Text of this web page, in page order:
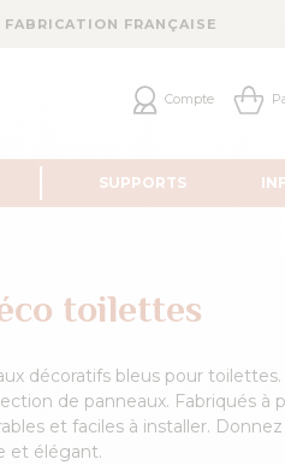
FABRICATION FRANÇAISE
Compte
SUPPORTS
toilettes
décoratifs bleus pour
de panneaux. Fabriqués à
et faciles à installer.
et élégant.